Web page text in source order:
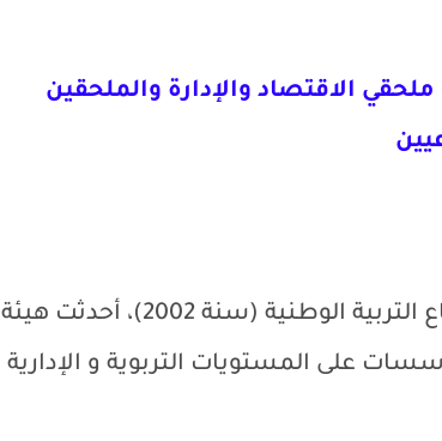
الاقتصاد والإدارة والملحقين
عند وضع النظام الأساسي الجديد لموظفي قطاع التربية الوطنية (سنة 2002)، أحدثت هيئة
على المستويات التربوية و الإدارية